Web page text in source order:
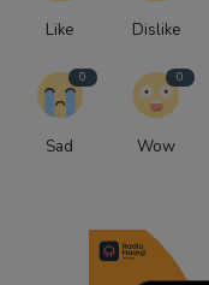
Like Dislike
0
Sad
0
Wow